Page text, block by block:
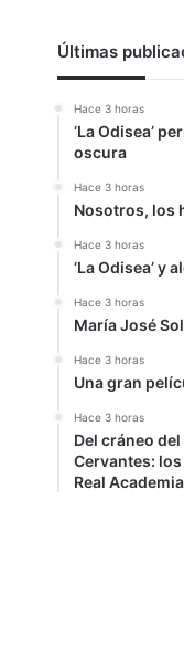
Últimas
Hace 3 horas
‘La Odisea’
oscura
Hace 3 horas
Nosotros, los
Hace 3 horas
‘La Odisea’ y
Hace 3 horas
María José
Hace 3 horas
Una gran
Hace 3 horas
Del cráneo
Cervantes:
Real